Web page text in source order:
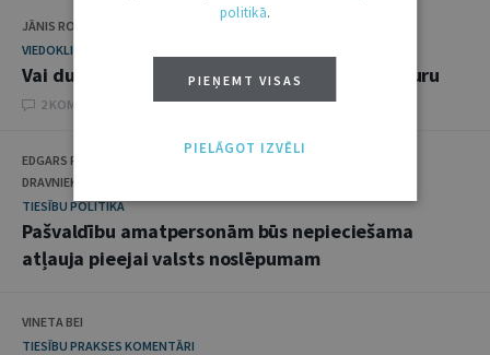
JĀNIS ROZENBERGS
VIEDOKLIS
Vai durvis uz advokatūru nav kļuvušas par šauru
2 KOMENTĀRI
EDGARS RINKĒVIČS, AINĀRS ŠLESERS, RAIMONDS BERGMANIS, ARVĪDS
DRAVNIEKS, MĀRIS PŪĶIS, EDGARS PASTARS, ILZE OŠA
TIESĪBU POLITIKA
Pašvaldību amatpersonām būs nepieciešama
atļauja pieejai valsts noslēpumam
VINETA BEI
TIESĪBU PRAKSES KOMENTĀRI
politikā.
PIEŅEMT VISAS
PIELĀGOT IZVĒLI